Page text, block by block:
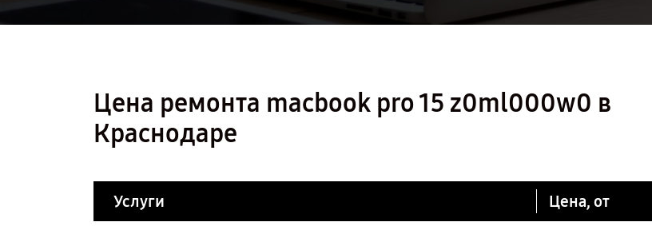
Цена ремонта macbook pro 15 z0ml000w0 в
Краснодаре
Услуги Цена, от